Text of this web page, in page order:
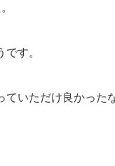
す。
いただけ良かった